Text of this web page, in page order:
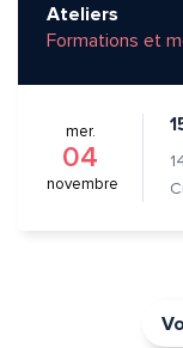
Ateliers
Formations et
mer.
04
novembre